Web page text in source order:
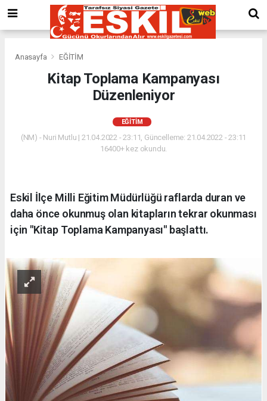
Anasayfa EĞİTİM
Kitap Toplama Kampanyası
Düzenleniyor
EĞİTİM
(NM) - Nuri Mutlu | 21.04.2022 - 23:11, Güncelleme: 21.04.2022 - 23:11
16400+ kez okundu.
Eskil İlçe Milli Eğitim Müdürlüğü raflarda duran ve
daha önce okunmuş olan kitapların tekrar okunması
için "Kitap Toplama Kampanyası" başlattı.